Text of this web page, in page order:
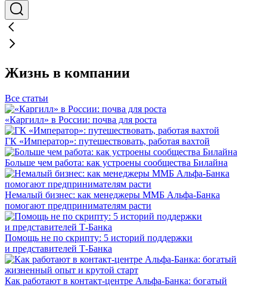
Жизнь в компании
Все статьи
«Каргилл» в России: почва для роста
ГК «Император»: путешествовать, работая вахтой
Больше чем работа: как устроены сообщества Билайна
Немалый бизнес: как менеджеры ММБ Альфа-Банка
помогают предпринимателям расти
Помощь не по скрипту: 5 историй поддержки
и представителей Т-Банка
Как работают в контакт-центре Альфа-Банка: богатый